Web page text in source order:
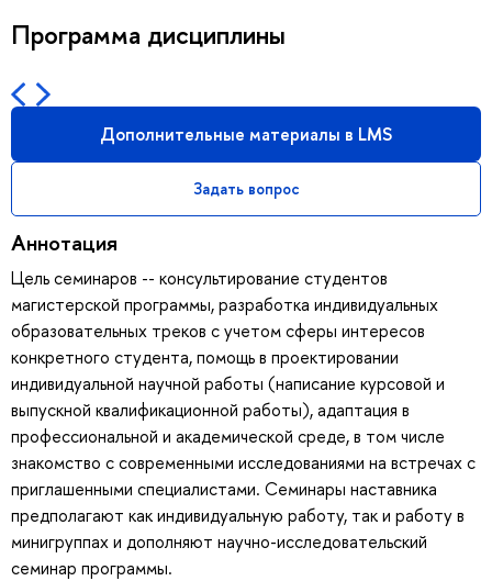
Программа дисциплины
Дополнительные материалы в LMS
Задать вопрос
Аннотация
Цель семинаров -- консультирование студентов
магистерской программы, разработка индивидуальных
образовательных треков с учетом сферы интересов
конкретного студента, помощь в проектировании
индивидуальной научной работы (написание курсовой и
выпускной квалификационной работы), адаптация в
профессиональной и академической среде, в том числе
знакомство с современными исследованиями на встречах с
приглашенными специалистами. Семинары наставника
предполагают как индивидуальную работу, так и работу в
минигруппах и дополняют научно-исследовательский
семинар программы.